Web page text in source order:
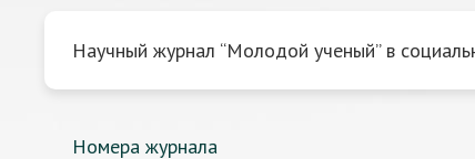
Научный журнал “Молодой ученый” в
Номера журнала